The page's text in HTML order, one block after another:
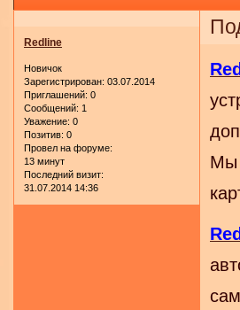
Redline
Новичок
Зарегистрирован: 03.07.2014
Приглашений: 0
Сообщений: 1
Уважение: 0
Позитив: 0
Провел на форуме:
13 минут
Последний визит:
31.07.2014 14:36
Мы